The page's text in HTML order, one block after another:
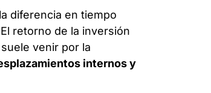
diferencia en tiempo
retorno de la inversión
venir por la
internos y